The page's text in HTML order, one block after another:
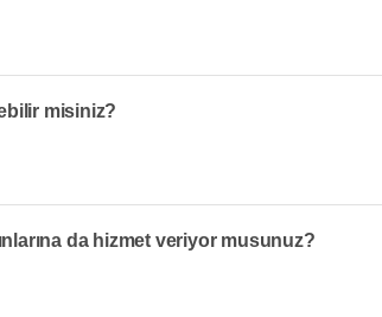
misiniz?
da hizmet veriyor musunuz?